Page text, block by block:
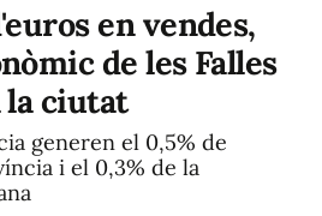
en vendes,
de les Falles
la ciutat
generen el 0,5% de
i el 0,3% de la